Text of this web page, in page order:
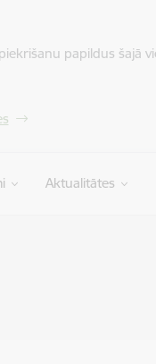
papildus šajā
Aktualitātes